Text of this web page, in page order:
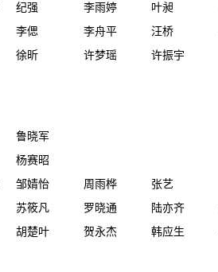
纪强 李雨婷 叶昶
李偲
李舟平 汪桥
徐昕
许梦瑶 许振宇
鲁晓军
杨赛昭
邹婧怡 周雨桦 张艺
苏筱凡
罗晓通 陆亦齐
胡楚叶
贺永杰 韩应生